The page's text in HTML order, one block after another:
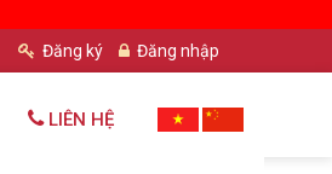
Đăng ký Đăng nhập
LIÊN HỆ